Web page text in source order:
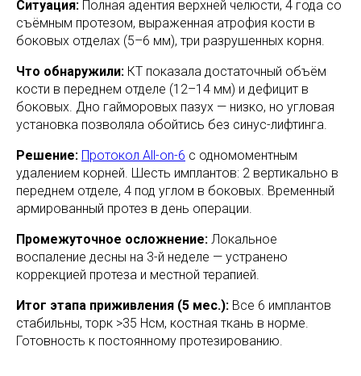
Ситуация: Полная адентия верхней челюсти, 4 года со
съёмным протезом, выраженная атрофия кости в
боковых отделах (5–6 мм), три разрушенных корня.
Что обнаружили: КТ показала достаточный объём
кости в переднем отделе (12–14 мм) и дефицит в
боковых. Дно гайморовых пазух — низко, но угловая
установка позволяла обойтись без синус-лифтинга.
Решение: Протокол All-on-6 с одномоментным
удалением корней. Шесть имплантов: 2 вертикально в
переднем отделе, 4 под углом в боковых. Временный
армированный протез в день операции.
Промежуточное осложнение: Локальное
воспаление десны на 3-й неделе — устранено
коррекцией протеза и местной терапией.
Итог этапа приживления (5 мес.): Все 6 имплантов
стабильны, торк >35 Нсм, костная ткань в норме.
Готовность к постоянному протезированию.